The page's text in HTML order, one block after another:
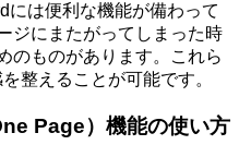
には便利な機能が備わって
ジにまたがってしまった時
のものがあります。これら
整えることが可能です。
Page）機能の使い方